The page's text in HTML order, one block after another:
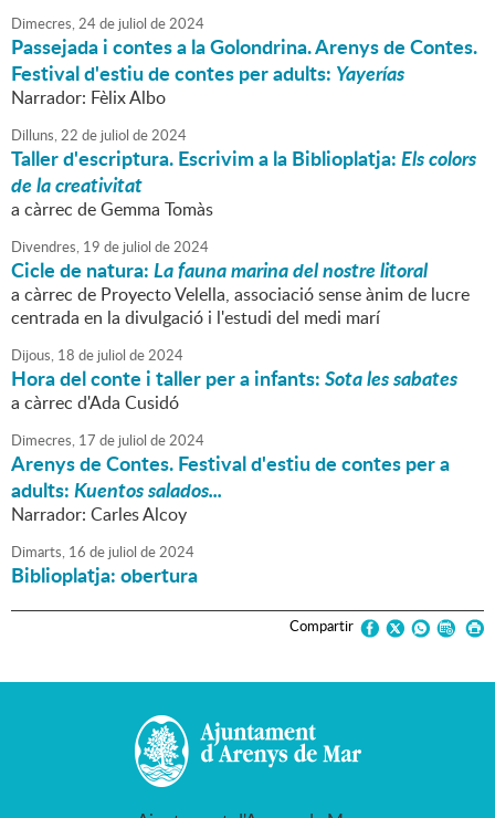
Dimecres,24de juliol de2024
Passejada i contes a la Golondrina. Arenys de Contes.
Festival d'estiu de contes per adults: Yayerías
Narrador: Fèlix Albo
Dilluns,22 de juliol de2024
Taller d'escriptura. Escrivim a la Biblioplatja:Els colors
de la creativitat
a càrrec de Gemma Tomàs
Divendres, 19 de juliol de2024
Cicle de natura:La fauna marina del nostre litoral
a càrrec de Proyecto Velella, associació sense ànim de lucre
centrada en la divulgació i l'estudi del medi marí
Dijous, 18 de juliol de2024
Hora del conte i taller per a infants:Sota les sabates
a càrrec d'Ada Cusidó
Dimecres, 17 de juliol de2024
Arenys de Contes. Festival d'estiu de contes per a
adults:Kuentos salados...
Narrador: Carles Alcoy
Dimarts, 16 de juliol de2024
Biblioplatja: obertura
Compartir